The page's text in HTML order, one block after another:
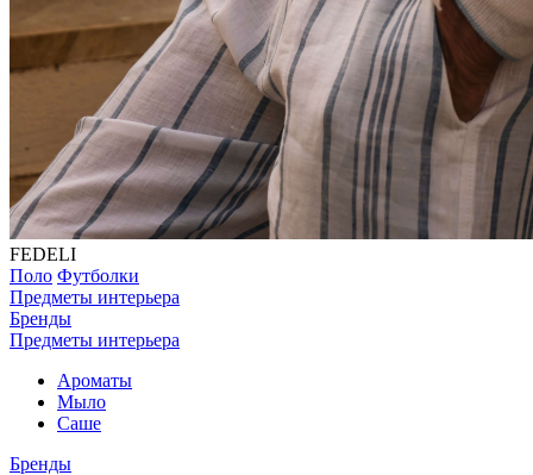
FEDELI
Поло Футболки
Предметы интерьера
Бренды
Предметы интерьера
Ароматы
Мыло
Саше
Бренды